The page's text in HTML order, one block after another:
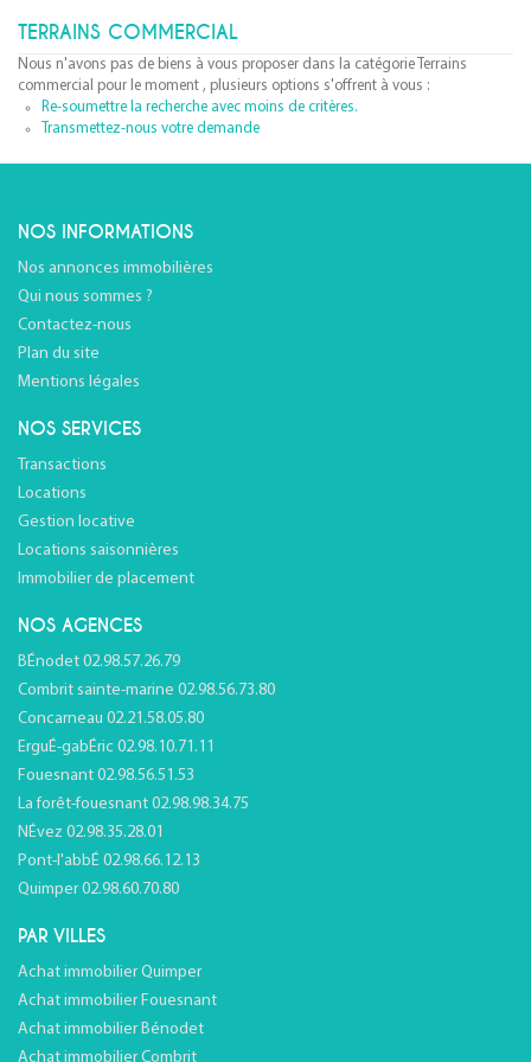
TERRAINS COMMERCIAL
Nous n'avons pas de biens à vous proposer dans la catégorie Terrains
commercial pour le moment , plusieurs options s'offrent à vous :
Re-soumettre la recherche avec moins de critères.
Transmettez-nous votre demande
NOS INFORMATIONS
Nos annonces immobilières
Qui nous sommes ?
Contactez-nous
Plan du site
Mentions légales
NOS SERVICES
Transactions
Locations
Gestion locative
Locations saisonnières
Immobilier de placement
NOS AGENCES
BÉnodet 02.98.57.26.79
Combrit sainte-marine 02.98.56.73.80
Concarneau 02.21.58.05.80
ErguÉ-gabÉric 02.98.10.71.11
Fouesnant 02.98.56.51.53
La forêt-fouesnant 02.98.98.34.75
NÉvez 02.98.35.28.01
Pont-l'abbÉ 02.98.66.12.13
Quimper 02.98.60.70.80
PAR VILLES
Achat immobilier Quimper
Achat immobilier Fouesnant
Achat immobilier Bénodet
Achat immobilier Combrit